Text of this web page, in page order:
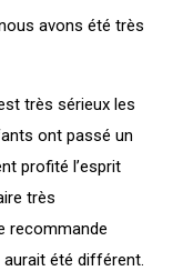
avons été très
très sérieux les
ont passé un
profité l’esprit
très
recommande
été différent.